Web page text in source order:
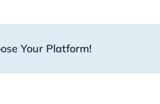
Your Platform!